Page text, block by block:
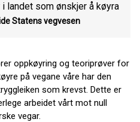
landet som ønskjer å køyra
Statens vegvesen
oppkøyring og teoriprøver for
på vegane våre har den
som krevst. Dette er
arbeidet vårt mot null
vegar.